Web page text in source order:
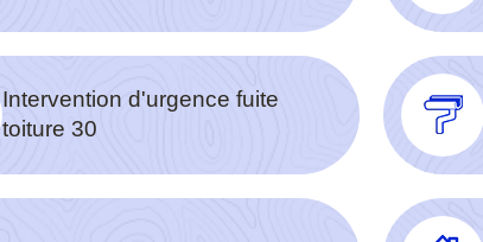
Intervention d'urgence fuite
toiture 30